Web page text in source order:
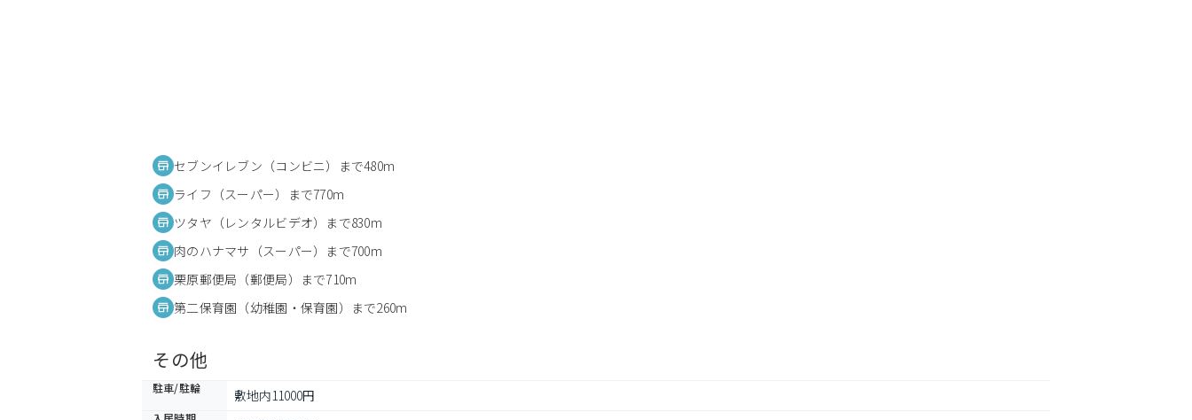
セブンイレブン（コンビニ）まで480m
ライフ（スーパー）まで770m
ツタヤ（レンタルビデオ）まで830m
肉のハナマサ（スーパー）まで700m
栗原郵便局（郵便局）まで710m
第二保育園（幼稚園・保育園）まで260m
その他
駐車/駐輪 敷地内11000円